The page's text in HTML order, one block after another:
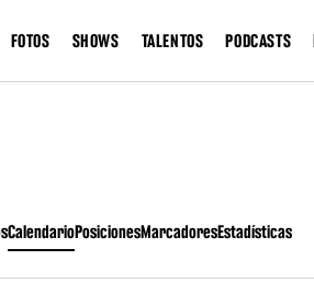
FOTOS SHOWS TALENTOS PODCASTS
CalendarioPosicionesMarcadoresEstadísticas